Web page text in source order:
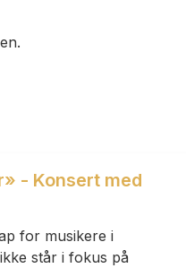
- Konsert med
for musikere i
står i fokus på